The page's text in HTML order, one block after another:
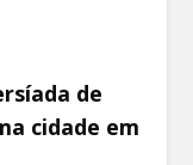
de
cidade em